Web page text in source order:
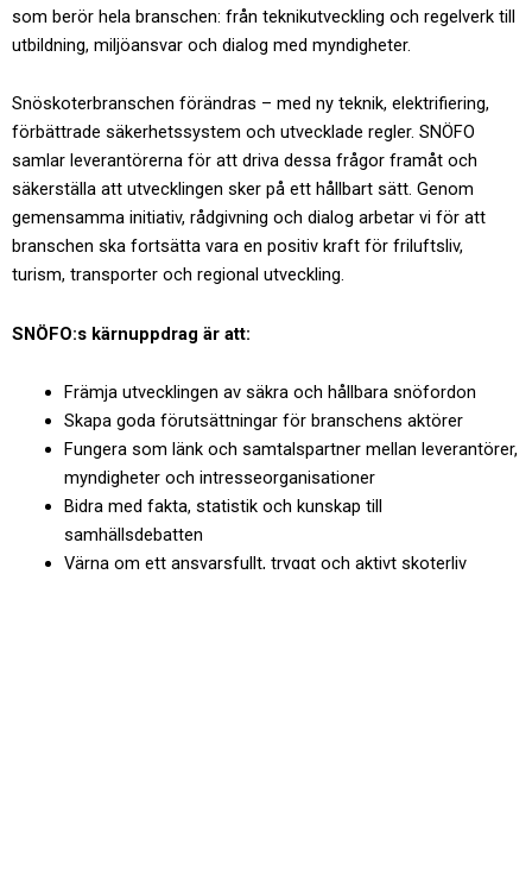
som berör hela branschen: från teknikutveckling och regelverk till
utbildning, miljöansvar och dialog med myndigheter.
Snöskoterbranschen förändras – med ny teknik, elektrifiering,
förbättrade säkerhetssystem och utvecklade regler. SNÖFO
samlar leverantörerna för att driva dessa frågor framåt och
säkerställa att utvecklingen sker på ett hållbart sätt. Genom
gemensamma initiativ, rådgivning och dialog arbetar vi för att
branschen ska fortsätta vara en positiv kraft för friluftsliv,
turism, transporter och regional utveckling.
SNÖFO:s kärnuppdrag är att:
Främja utvecklingen av säkra och hållbara snöfordon
Skapa goda förutsättningar för branschens aktörer
Fungera som länk och samtalspartner mellan leverantörer,
myndigheter och intresseorganisationer
Bidra med fakta, statistik och kunskap till
samhällsdebatten
Värna om ett ansvarsfullt, tryggt och aktivt skoterliv